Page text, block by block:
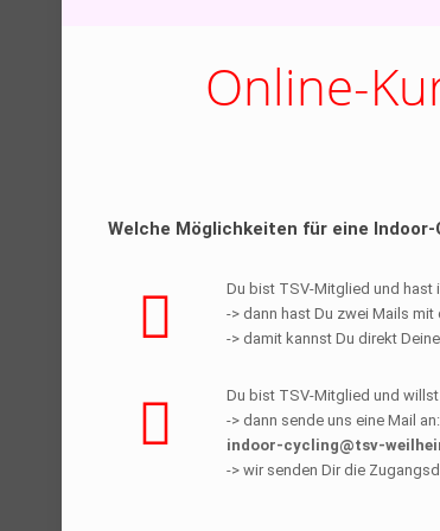
Online-
Welche Möglichkeiten für eine
Du bist TSV-Mitglied und hast
-> dann hast Du zwei Mails
-> damit kannst Du direkt
Du bist TSV-Mitglied und
-> dann sende uns eine Mail an:
indoor-cycling@tsv-
-> wir senden Dir die